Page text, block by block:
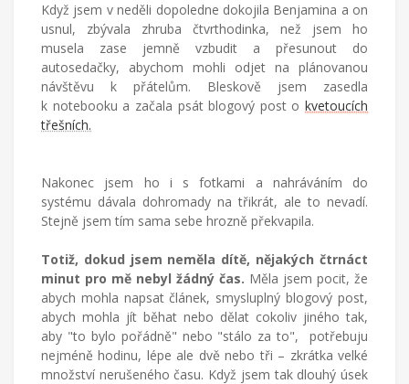
Když jsem v neděli dopoledne dokojila Benjamina a on
usnul, zbývala zhruba čtvrthodinka, než jsem ho
musela zase jemně vzbudit a přesunout do
autosedačky, abychom mohli odjet na plánovanou
návštěvu k přátelům. Bleskově jsem zasedla
k notebooku a začala psát blogový post o kvetoucích
třešních.
Nakonec jsem ho i s fotkami a nahráváním do
systému dávala dohromady na třikrát, ale to nevadí.
Stejně jsem tím sama sebe hrozně překvapila.
Totiž, dokud jsem neměla dítě, nějakých čtrnáct
minut pro mě nebyl žádný čas. Měla jsem pocit, že
abych mohla napsat článek, smysluplný blogový post,
abych mohla jít běhat nebo dělat cokoliv jiného tak,
aby "to bylo pořádně" nebo "stálo za to",
potřebuju
nejméně hodinu, lépe ale dvě nebo tři – zkrátka velké
množství nerušeného času. Když jsem tak dlouhý úsek